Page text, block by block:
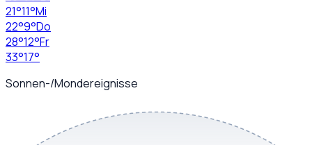
21°11°Mi
22°9°Do
28°12°Fr
33°17°
Sonnen-/Mondereignisse